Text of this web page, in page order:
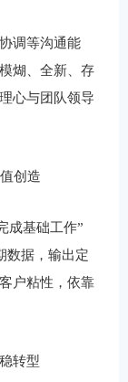
调等沟通能
煳、全新、存
心与团队领导
创造
成基础工作”
数据，输出定
户粘性，依靠
转型